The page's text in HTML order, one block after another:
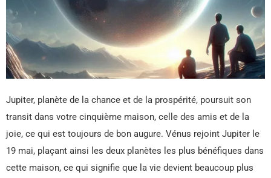
Jupiter, planète de la chance et de la prospérité, poursuit son
transit dans votre cinquième maison, celle des amis et de la
joie, ce qui est toujours de bon augure. Vénus rejoint Jupiter le
19 mai, plaçant ainsi les deux planètes les plus bénéfiques dans
cette maison, ce qui signifie que la vie devient beaucoup plus